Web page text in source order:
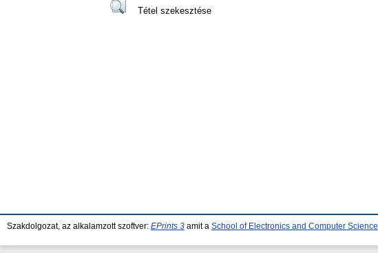
Tétel szekesztése
Szakdolgozat, az alkalamzott szoftver: EPrints 3 amit a School of Electronics and Computer Science